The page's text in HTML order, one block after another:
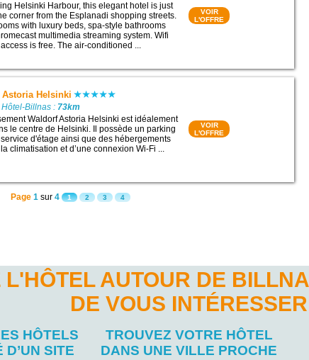
Helsinki Harbour, this elegant hotel is just
corner from the Esplanadi shopping streets.
with luxury beds, spa-style bathrooms
multimedia streaming system. Wifi
is free. The air-conditioned ...
VOIR
L'OFFRE
Astoria Helsinki
Billnas : 73km
Waldorf Astoria Helsinki est idéalement
le centre de Helsinki. Il possède un parking
d'étage ainsi que des hébergements
climatisation et d’une connexion Wi-Fi ...
VOIR
L'OFFRE
Page 1 sur4 1 2 3 4
L'HÔTEL AUTOUR DE
DE VOUS INTÉRESSER
HÔTELS
D’UN SITE
TROUVEZ VOTRE HÔTEL
DANS UNE VILLE PROCHE